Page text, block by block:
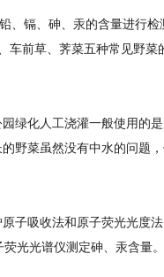
、镉、砷、汞的含量进行
前草、荠菜五种常见野菜
绿化人工浇灌一般使用的
野菜虽然没有中水的问题
子吸收法和原子荧光光度
光光谱仪测定砷、汞含量。